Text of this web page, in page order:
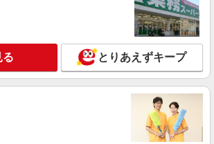
マホ携帯販売【ワイモバイル】
時給1400円〜1450円（経験・能力による） ※
業代支給 ★交通費別途支給（規定あり） ゜
・。○。・゜+゜・。○。・゜+゜ 入社祝い金10
）★ ゜・。○。・゜+゜・。○。・゜+゜
広島県広島市佐伯区の家電量販店
詳細を見る
る とりあえずキープ